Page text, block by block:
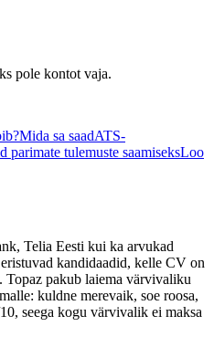
pole kontot vaja.
Mida sa saadATS-
parimate tulemuste saamiseksLoo
Telia Eesti kui ka arvukad
kandidaadid, kelle CV on
pakub laiema värvivaliku
kuldne merevaik, soe roosa,
seega kogu värvivalik ei maksa